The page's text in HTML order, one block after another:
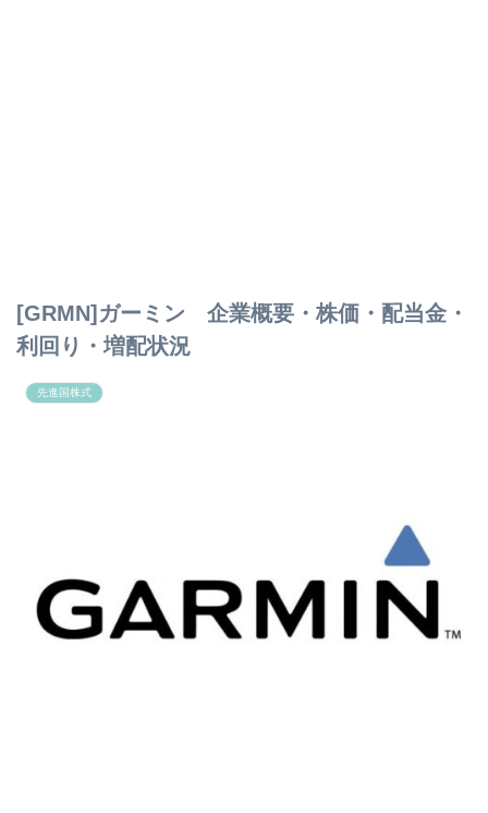
[GRMN]ガーミン 企業概要・株価・配当金・
利回り・増配状況
先進国株式